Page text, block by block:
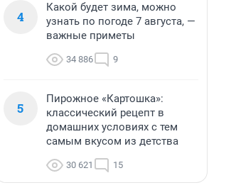
4
Какой будет зима, можно
узнать по погоде 7 августа, —
важные приметы
34 886 9
5
Пирожное «Картошка»:
классический рецепт в
домашних условиях с тем
самым вкусом из детства
30 621 15